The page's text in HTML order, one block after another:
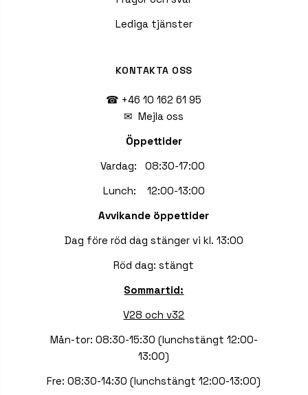
Lediga tjänster
KONTAKTA OSS
☎ +46 10 162 61 95
✉Mejla oss
Öppettider
Vardag: 08:30-17:00
Lunch: 12:00-13:00
Avvikande öppettider
Dag före röd dag stänger vi kl. 13:00
Röd dag: stängt
Sommartid:
V28 och v32
Mån-tor: 08:30-15:30 (lunchstängt 12:00-
13:00)
Fre: 08:30-14:30 (lunchstängt 12:00-13:00)